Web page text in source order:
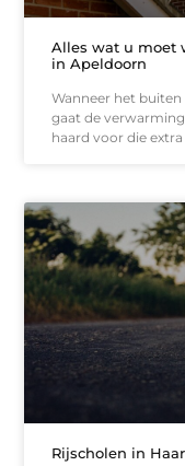
Alles wat u moet
in Apeldoorn
Wanneer het
gaat de
haard voor die
Rijscholen in